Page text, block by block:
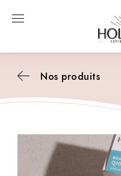
Nos produits